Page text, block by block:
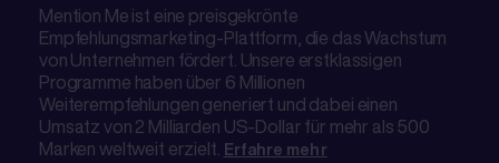
Mention Me ist eine preisgekrönte
Empfehlungsmarketing-Plattform, die das Wachstum
von Unternehmen fördert. Unsere erstklassigen
Programme haben über 6 Millionen
Weiterempfehlungen generiert und dabei einen
Umsatz von 2 Milliarden US-Dollar für mehr als 500
Marken weltweit erzielt. Erfahre mehr